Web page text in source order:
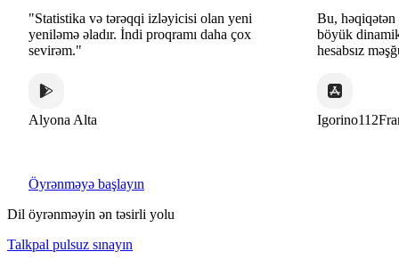
Bu, həqiqətən də diqqətəlayiq proqramdır. Bu,
böyük dinamik və maraqlı üsullarla saysız-
Igorino112France
"Bu
Öyrənməyə başlayın
Dil öyrənməyin ən təsirli yolu
Talkpal pulsuz sınayın